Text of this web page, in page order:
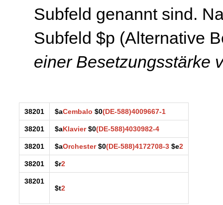
Subfeld genannt sind.
Subfeld $p (Alternative
einer Besetzungsstärke
38201 $aCembalo $0(DE-588)4009667-1
38201 $aKlavier$0(DE-588)4030982-4
38201 $aOrchester$0(DE-588)4172708-3 $e2
38201 $r2
38201
$t2